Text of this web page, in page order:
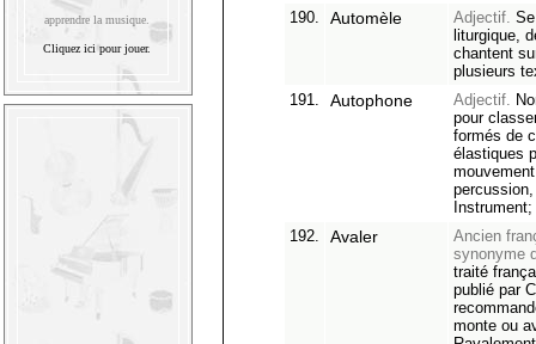
apprendre la musique.
Cliquez ici pour jouer.
190.
Automèle Adjectif.
liturgique,
chantent
plusieurs
191.
Autophone Adjectif.
pour
formés de
élastiques
192.
Avaler
Ancien
synonyme
traité
publié par
monte ou